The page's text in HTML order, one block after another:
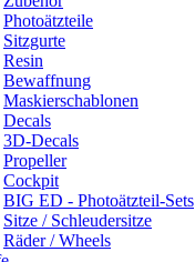
Photoätzteile
Sitzgurte
Resin
Bewaffnung
Maskierschablonen
Decals
3D-Decals
Propeller
Cockpit
BIG ED - Photoätzteil-Sets
Sitze / Schleudersitze
Räder / Wheels